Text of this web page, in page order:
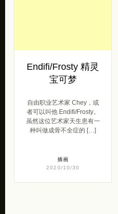
Endifi/Frosty 精灵
宝可梦
自由职业艺术家 Chey，或
者可以叫他 Endifi/Frosty。
虽然这位艺术家天生患有一
种叫做成骨不全症的 […]
插画
2020/10/30